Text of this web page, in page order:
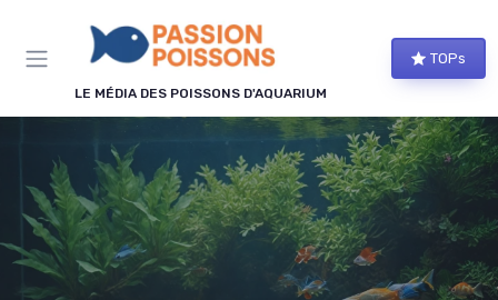
LE MÉDIA DES POISSONS D'AQUARIUM
TOPs